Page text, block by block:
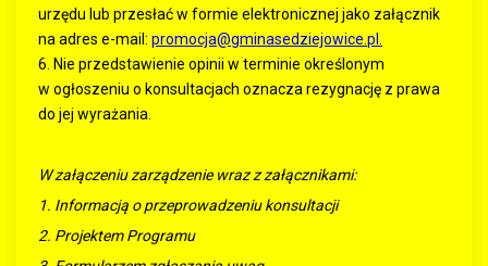
urzędu lub przesłać w formie elektronicznej jako załącznik
na adres e-mail: promocja@gminasedziejowice.pl .
6. Nie przedstawienie opinii w terminie określonym
w ogłoszeniu o konsultacjach oznacza rezygnację z prawa
do jej wyrażania.
W załączeniu zarządzenie wraz z załącznikami:
1. Informacją o przeprowadzeniu konsultacji
2. Projektem Programu